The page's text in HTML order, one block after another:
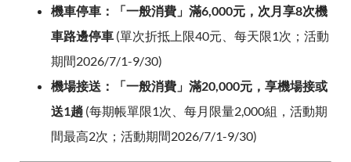
機車停車：「一般消費」滿6,000元，次月享8次機
車路邊停車 (單次折抵上限40元、每天限1次；活動
期間2026/7/1-9/30)
機場接送：「一般消費」滿20,000元，享機場接或
送1趟 (每期帳單限1次、每月限量2,000組，活動期
間最高2次；活動期間2026/7/1-9/30)